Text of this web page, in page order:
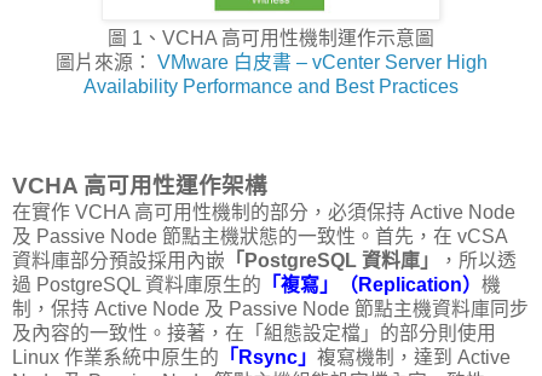
圖 1、VCHA 高可用性機制運作示意圖
圖片來源： VMware 白皮書 – vCenter Server High
Availability Performance and Best Practices
VCHA 高可用性運作架構
在實作 VCHA 高可用性機制的部分，必須保持 Active Node
及 Passive Node 節點主機狀態的一致性。首先，在 vCSA
資料庫部分預設採用內嵌 「PostgreSQL 資料庫」
，所以透
過 PostgreSQL 資料庫原生的 「複寫」（Replication） 機
制，保持 Active Node 及 Passive Node 節點主機資料庫同步
及內容的一致性。接著，在「組態設定檔」的部分則使用
Linux 作業系統中原生的 「Rsync」 複寫機制，達到 Active